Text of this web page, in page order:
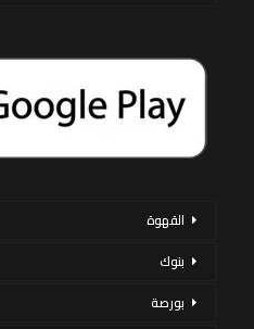
القهوة
بنوك
بورصة